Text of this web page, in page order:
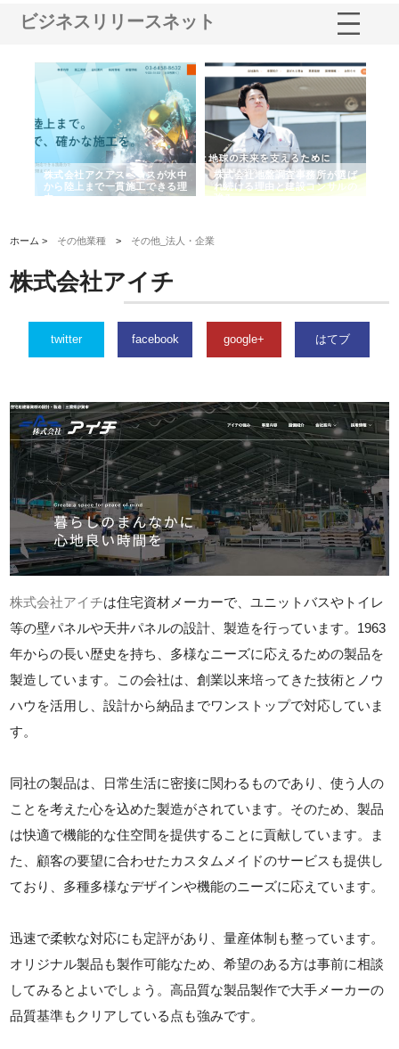
ビジネスリリースネット
株式会社アクアスペースが水中
から陸上まで一貫施工できる理
由
株式会社地盤調査事務所が選ば
れ続ける理由と建設コンサルの
強み
ホーム > その他業種 > その他_法人・企業
株式会社アイチ
twitter facebook google+ はてブ
株式会社アイチは住宅資材メーカーで、ユニットバスやトイレ
等の壁パネルや天井パネルの設計、製造を行っています。1963
年からの長い歴史を持ち、多様なニーズに応えるための製品を
製造しています。この会社は、創業以来培ってきた技術とノウ
ハウを活用し、設計から納品までワンストップで対応していま
す。
同社の製品は、日常生活に密接に関わるものであり、使う人の
ことを考えた心を込めた製造がされています。そのため、製品
は快適で機能的な住空間を提供することに貢献しています。ま
た、顧客の要望に合わせたカスタムメイドのサービスも提供し
ており、多種多様なデザインや機能のニーズに応えています。
迅速で柔軟な対応にも定評があり、量産体制も整っています。
オリジナル製品も製作可能なため、希望のある方は事前に相談
してみるとよいでしょう。高品質な製品製作で大手メーカーの
品質基準もクリアしている点も強みです。